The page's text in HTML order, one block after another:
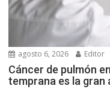
agosto 6, 2026 Editor
Cáncer de pulmón
temprana es la gran